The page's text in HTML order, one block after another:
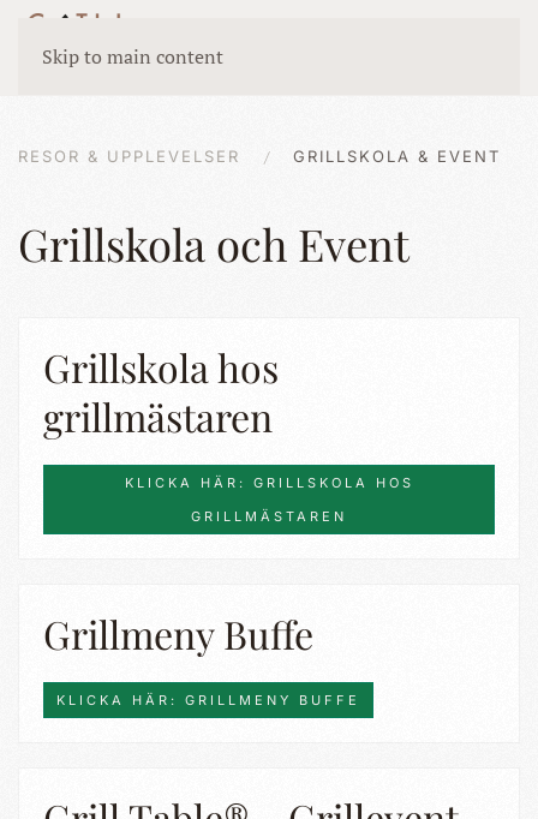
Skip to main content
RESOR & UPPLEVELSER GRILLSKOLA & EVENT
Grillskola och Event
Grillskola hos
grillmästaren
KLICKA HÄR: GRILLSKOLA HOS
GRILLMÄSTAREN
Grillmeny Buffe
KLICKA HÄR: GRILLMENY BUFFE